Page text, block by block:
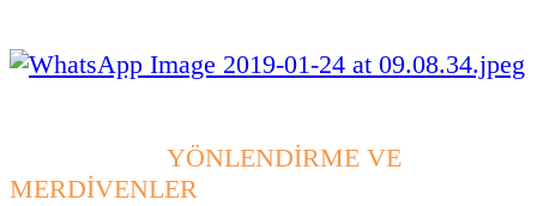
YÖNLENDİRME VE
MERDİVENLER